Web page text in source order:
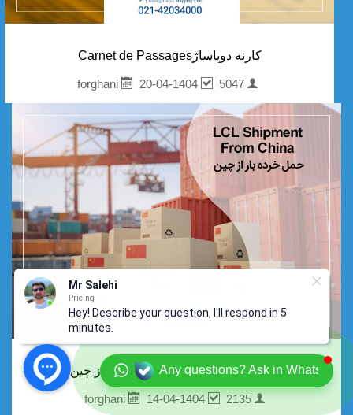
کارنه دوپاساژCarnet de Passages
forghani
20-04-1404 5047
راهنمای جامع حمل خرده‌بار (LCL) از چین
forghani
14-04-1404 2135
Any questions? Ask in Whatsapp
Mr Salehi
Pricing
Hey! Describe your question, I'll respond in 5
minutes.